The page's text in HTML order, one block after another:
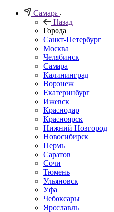
Самара
Назад
Города
Санкт-Петербург
Москва
Челябинск
Самара
Калининград
Воронеж
Екатеринбург
Ижевск
Краснодар
Красноярск
Нижний Новгород
Новосибирск
Пермь
Саратов
Сочи
Тюмень
Ульяновск
Уфа
Чебоксары
Ярославль